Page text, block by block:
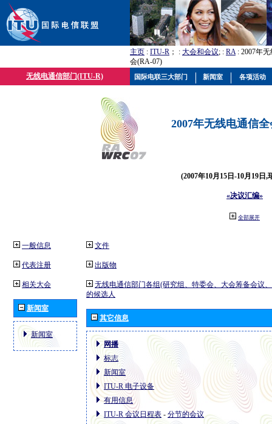
主页 : ITU-R ； : 大会和会议; : RA: 2007年
会(RA-07)
无线电通信部门(ITU-R)
2007年无线电通信
(2007年10月15日-10月19日,
«决议汇编»
全部展开
一般信息
代表注册
相关大会
新闻室
新闻室
文件
出版物
无线电通信部门各组(研究组、特委会、大会筹备会议
的候选人
其它信息
网播
标志
新闻室
ITU-R 电子设备
有用信息
ITU-R 会议日程表 - 分节的会议
国际电联三大部门 新闻室 各项活动